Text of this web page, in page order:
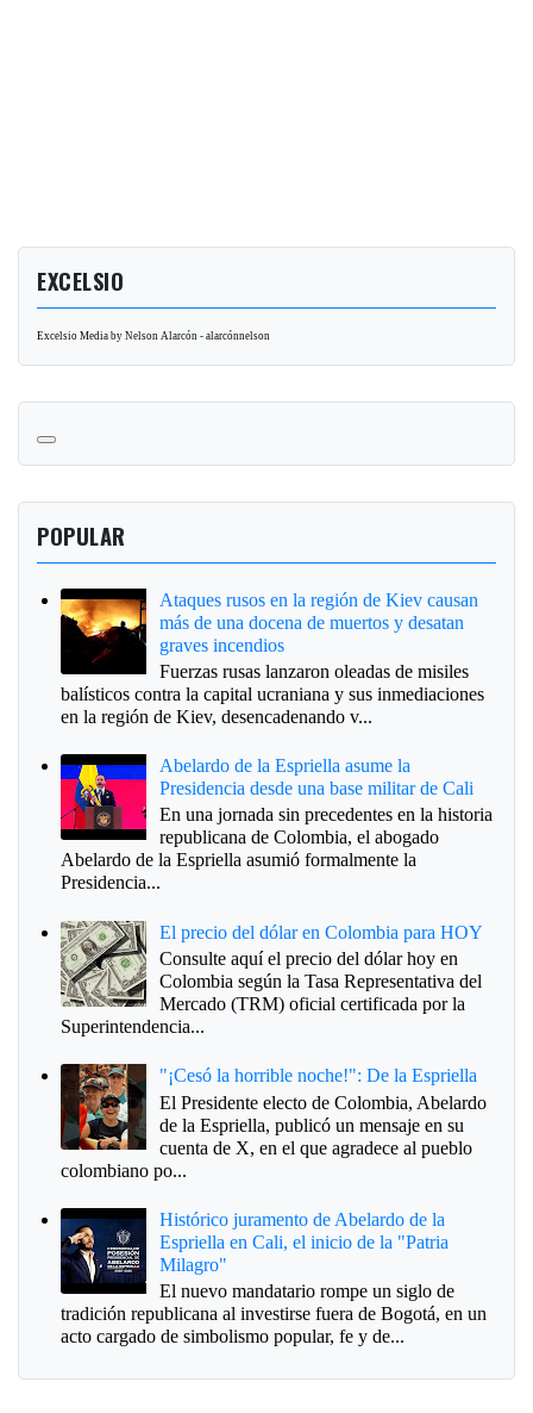
EXCELSIO
Excelsio Media by Nelson Alarcón - alarcónnelson
POPULAR
Ataques rusos en la región de Kiev causan
más de una docena de muertos y desatan
graves incendios
Fuerzas rusas lanzaron oleadas de misiles
balísticos contra la capital ucraniana y sus inmediaciones
en la región de Kiev, desencadenando v...
Abelardo de la Espriella asume la
Presidencia desde una base militar de Cali
En una jornada sin precedentes en la historia
republicana de Colombia, el abogado
Abelardo de la Espriella asumió formalmente la
Presidencia...
El precio del dólar en Colombia para HOY
Consulte aquí el precio del dólar hoy en
Colombia según la Tasa Representativa del
Mercado (TRM) oficial certificada por la
Superintendencia...
"¡Cesó la horrible noche!": De la Espriella
El Presidente electo de Colombia, Abelardo
de la Espriella, publicó un mensaje en su
cuenta de X, en el que agradece al pueblo
colombiano po...
Histórico juramento de Abelardo de la
Espriella en Cali, el inicio de la "Patria
Milagro"
El nuevo mandatario rompe un siglo de
tradición republicana al investirse fuera de Bogotá, en un
acto cargado de simbolismo popular, fe y de...